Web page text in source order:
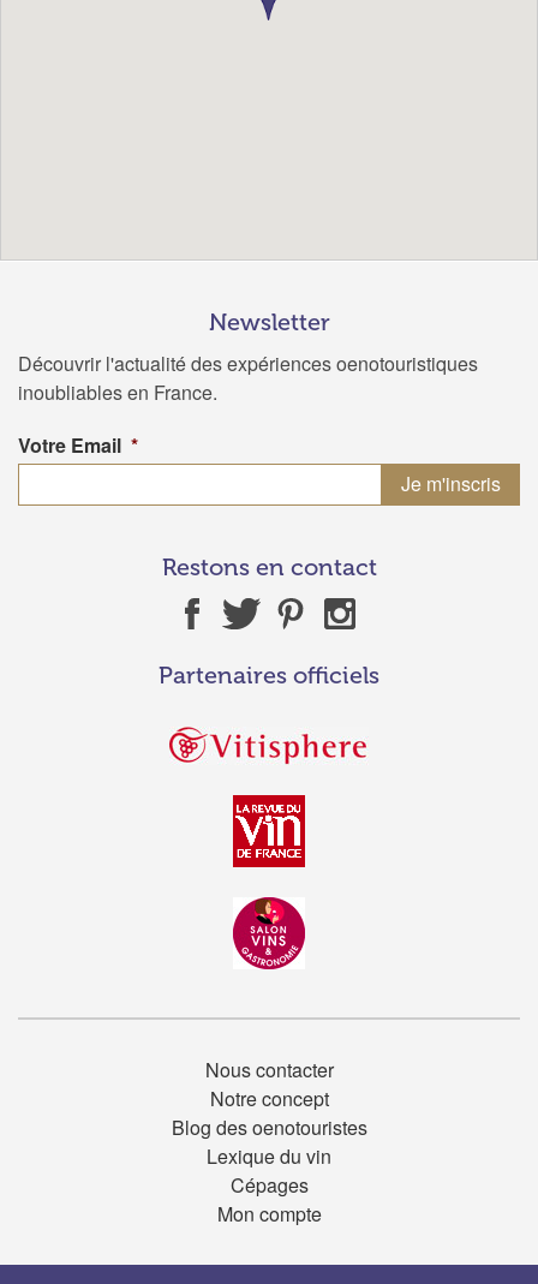
Newsletter
Découvrir l'actualité des expériences oenotouristiques
inoubliables en France.
Votre Email *
Restons en contact
Partenaires officiels
Nous contacter
Notre concept
Blog des oenotouristes
Lexique du vin
Cépages
Mon compte